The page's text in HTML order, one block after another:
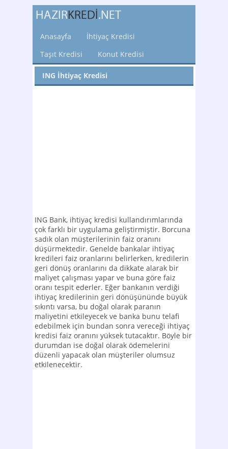
Anasayfa
İhtiyaç Kredisi
Taşıt Kredisi
Konut Kredisi
ING İhtiyaç Kredisi
ING Bank, ihtiyaç kredisi kullandırımlarında
çok farklı bir uygulama geliştirmiştir. Borcuna
sadık olan müşterilerinin faiz oranını
düşürmektedir. Genelde bankalar ihtiyaç
kredileri faiz oranlarını belirlerken, kredilerin
geri dönüş oranlarını da dikkate alarak bir
maliyet çalışması yapar ve buna göre faiz
oranı tespit ederler. Eğer bankanın verdiği
ihtiyaç kredilerinin geri dönüşününde büyük
sıkıntı varsa, bu doğal olarak paranın
maliyetini etkileyecek ve banka bunu telafi
edebilmek için bundan sonra vereceği ihtiyaç
kredisi faiz oranını yüksek tutacaktır. Böyle bir
durumdan ise doğal olarak ödemelerini
düzenli yapacak olan müşteriler olumsuz
etkilenecektir.